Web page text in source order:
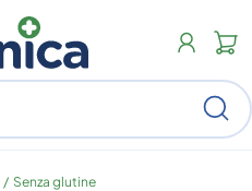
/ Senza glutine